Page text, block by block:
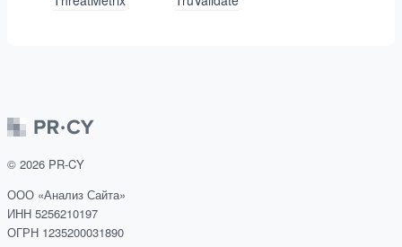
© 2026 PR-CY
ООО «Анализ Сайта»
ИНН 5256210197
ОГРН 1235200031890